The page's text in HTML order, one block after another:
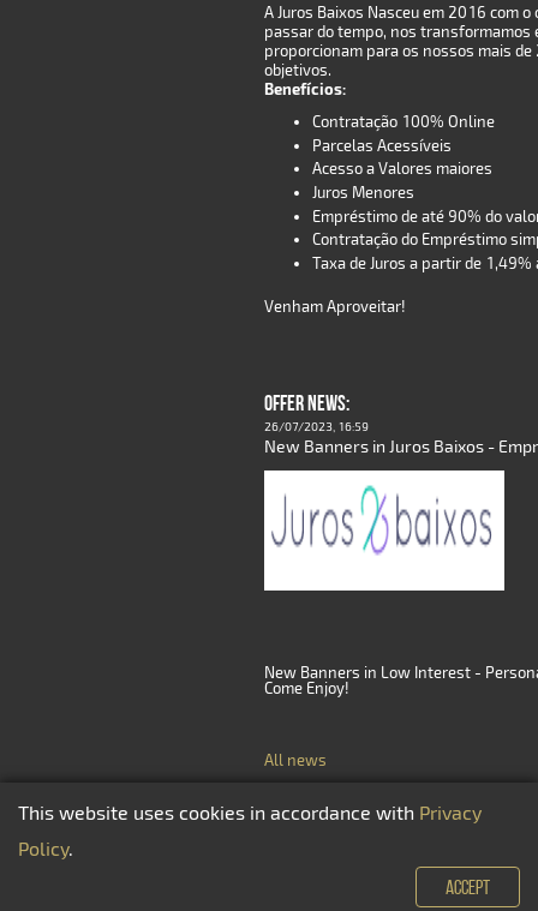
A Juros Baixos Nasceu em 2016 com
passar do tempo, nos
proporcionam para os nossos mais
objetivos.
Benefícios:
Contratação 100% Online
Parcelas Acessíveis
Acesso a Valores maiores
Juros Menores
Empréstimo de até 90% do
Contratação do Empréstimo
Taxa de Juros a partir de 1,49%
Venham Aproveitar!
OFFER NEWS:
26/07/2023, 16:59
New Banners in Juros Baixos -
New Banners in Low Interest -
Come Enjoy!
All news
This website uses cookies in accordance with Privacy
Policy.
ACCEPT